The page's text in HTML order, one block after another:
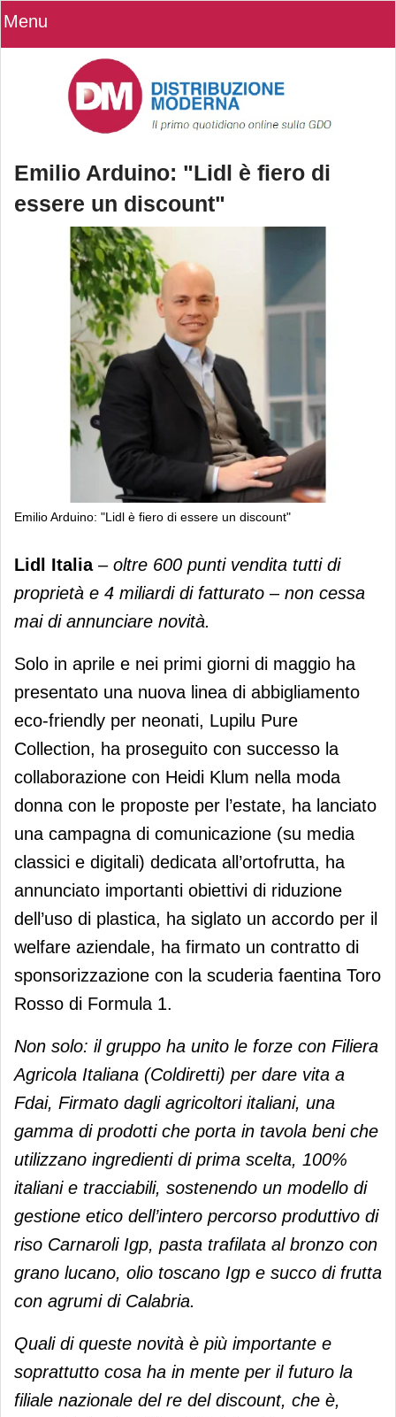
Menu
Emilio Arduino: "Lidl è fiero di
essere un discount"
Emilio Arduino: "Lidl è fiero di essere un discount"
Emilio Arduino: "Lidl è fiero di essere
un discount"
Lidl Italia– oltre 600 punti vendita tutti di
proprietà e 4 miliardi di fatturato – non cessa
mai di annunciare novità.
Solo in aprile e nei primi giorni di maggio ha
presentato una nuova linea di abbigliamento
eco-friendly per neonati, Lupilu Pure
Collection, ha proseguito con successo la
collaborazione con Heidi Klum nella moda
donna con le proposte per l’estate, ha lanciato
una campagna di comunicazione (su media
classici e digitali) dedicata all’ortofrutta, ha
annunciato importanti obiettivi di riduzione
dell’uso di plastica, ha siglato un accordo per il
welfare aziendale, ha firmato un contratto di
sponsorizzazione con la scuderia faentina Toro
Rosso di Formula 1.
Non solo: il gruppo ha unito le forze con Filiera
Agricola Italiana (Coldiretti) per dare vita a
Fdai, Firmato dagli agricoltori italiani, una
gamma di prodotti che porta in tavola beni che
utilizzano ingredienti di prima scelta, 100%
italiani e tracciabili, sostenendo un modello di
gestione etico dell’intero percorso produttivo di
riso Carnaroli Igp, pasta trafilata al bronzo con
grano lucano, olio toscano Igp e succo di frutta
con agrumi di Calabria.
Quali di queste novità è più importante e
soprattutto cosa ha in mente per il futuro la
filiale nazionale del re del discount, che è,